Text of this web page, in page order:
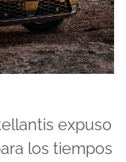
expuso
los tiempos